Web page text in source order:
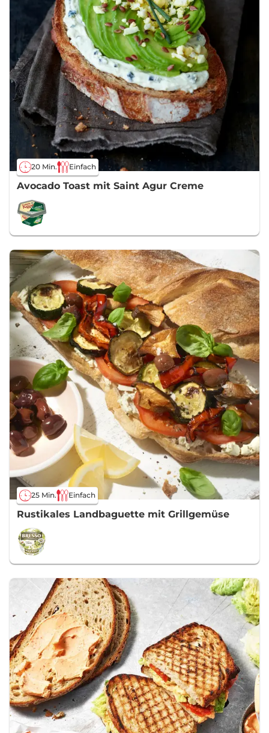
20 Min. Einfach
Avocado Toast mit Saint Agur Creme
25 Min. Einfach
Rustikales Landbaguette mit Grillgemüse